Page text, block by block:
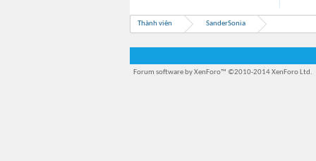
Thành viên SanderSonia
Forum software by XenForo™ ©2010-2014 XenForo Ltd.